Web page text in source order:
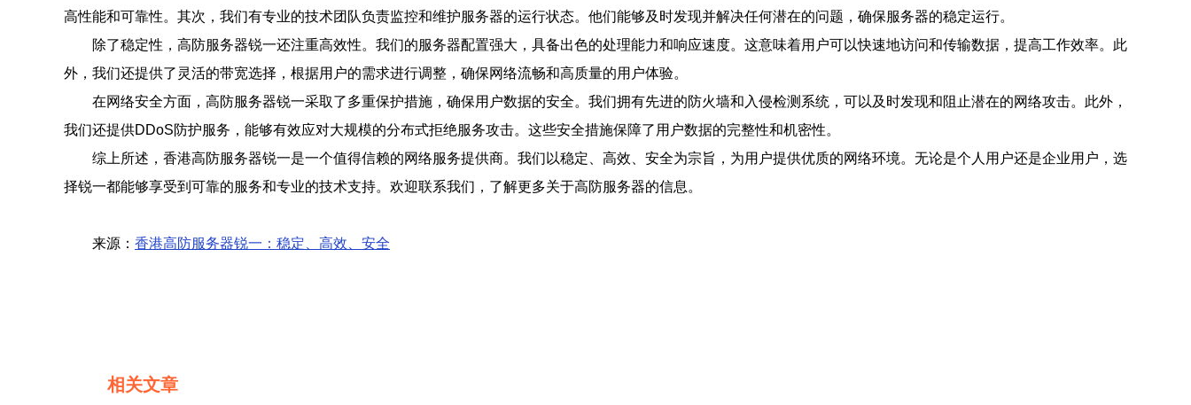
高性能和可靠性。其次，我们有专业的技术团队负责监控和维护服务器的运行状态。他们能够及时发现并解决任何潜在的问题，确保服务器的稳定运行。
除了稳定性，高防服务器锐一还注重高效性。我们的服务器配置强大，具备出色的处理能力和响应速度。这意味着用户可以快速地访问和传输数据，提高工作效率。此
外，我们还提供了灵活的带宽选择，根据用户的需求进行调整，确保网络流畅和高质量的用户体验。
在网络安全方面，高防服务器锐一采取了多重保护措施，确保用户数据的安全。我们拥有先进的防火墙和入侵检测系统，可以及时发现和阻止潜在的网络攻击。此外，
我们还提供DDoS防护服务，能够有效应对大规模的分布式拒绝服务攻击。这些安全措施保障了用户数据的完整性和机密性。
综上所述，香港高防服务器锐一是一个值得信赖的网络服务提供商。我们以稳定、高效、安全为宗旨，为用户提供优质的网络环境。无论是个人用户还是企业用户，选
择锐一都能够享受到可靠的服务和专业的技术支持。欢迎联系我们，了解更多关于高防服务器的信息。
来源： 香港高防服务器锐一：稳定、高效、安全
相关文章